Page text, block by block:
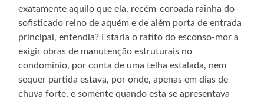
exatamente aquilo que ela, recém-coroada rainha do
sofisticado reino de aquém e de além porta de entrada
principal, entendia? Estaria o ratito do esconso-mor a
exigir obras de manutenção estruturais no
condomínio, por conta de uma telha estalada, nem
sequer partida estava, por onde, apenas em dias de
chuva forte, e somente quando esta se apresentava